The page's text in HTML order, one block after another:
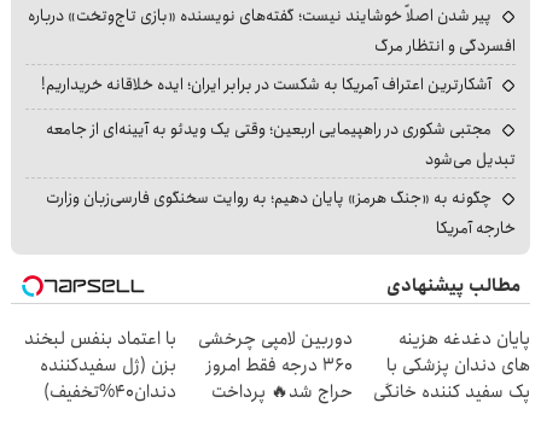
پیر شدن اصلاً خوشایند نیست؛ گفته‌های نویسنده «بازی تاج‌وتخت» درباره
افسردگی و انتظار مرگ
آشکارترین اعتراف آمریکا به شکست در برابر ایران؛ ایده خلاقانه خریداریم!
مجتبی شکوری در راهپیمایی اربعین؛ وقتی یک ویدئو به آیینه‌ای از جامعه
تبدیل می‌شود
چگونه به «جنگ هرمز» پایان دهیم؛ به روایت سخنگوی فارسی‌زبان وزارت
خارجه آمریکا
مطالب پیشنهادی
پایان دغدغه هزینه
های دندان پزشکی با
پک سفید کننده خانگی
دوربین لامپی چرخشی
360 درجه فقط امروز
حراج شد🔥 پرداخت
با اعتماد بنفس لبخند
بزن (ژل سفیدکننده
دندان40%تخفیف)